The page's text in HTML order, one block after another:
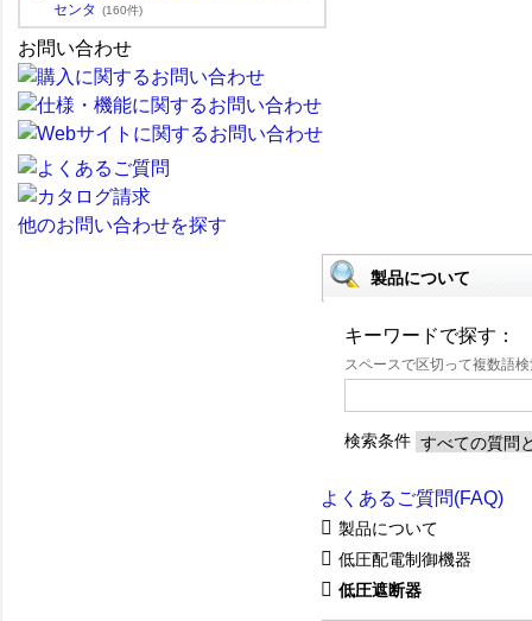
センタ
(160件)
お問い合わせ
他のお問い合わせを探す
製品について
キーワードで探す：
スペースで区切って複数語
検索条件
よくあるご質問(FAQ)
製品について
低圧配電制御機器
低圧遮断器